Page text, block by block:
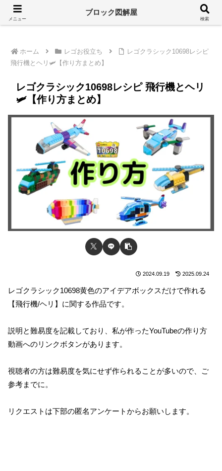
溢れるレゴ情報をシンプルに
ホーム レゴお役立ち
レゴクラシック10698レシピ
飛行機とヘリ🛩【作り方まとめ】
レゴクラシック10698レシピ 飛行機とヘリ
🛩【作り方まとめ】
2024.09.19 2025.09.24
レゴクラシック10698黄色のアイデアボックスだけで作れる
【飛行機/ヘリ】に関する作品です。
説明と難易度を記載しており、私が作ったYouTubeの作り方
動画へのリンクボタンがあります。
視聴者の方は難易度を気にせず作られることが多いので、ご
参考までに。
リクエストは下部の匿名アンケートからお願いします。
メニュー
ブロック図解屋
検索